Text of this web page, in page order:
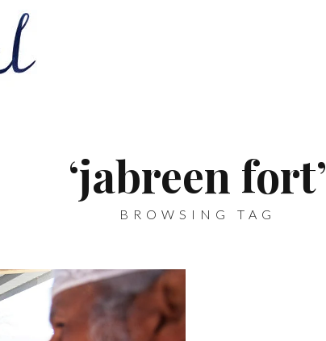
‘jabreen fort’
BROWSING TAG